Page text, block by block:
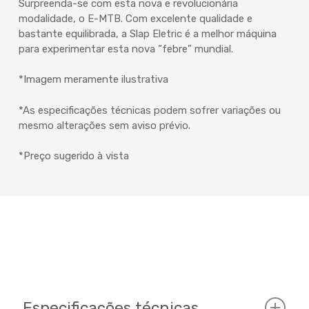
Surpreenda-se com esta nova e revolucionária
modalidade, o E-MTB. Com excelente qualidade e
bastante equilibrada, a Slap Eletric é a melhor máquina
para experimentar esta nova “febre” mundial.
*Imagem meramente ilustrativa
*As especificações técnicas podem sofrer variações ou
mesmo alterações sem aviso prévio.
*Preço sugerido à vista